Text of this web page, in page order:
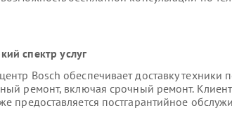
спектр услуг
Bosch обеспечивает доставку техники
ремонт, включая срочный ремонт.
предоставляется постгарантийное